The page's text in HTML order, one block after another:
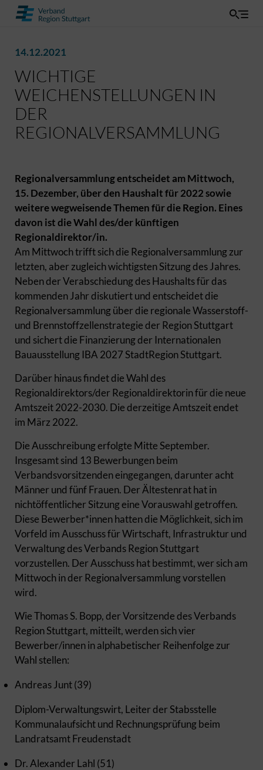
14.12.2021
WICHTIGE
WEICHENSTELLUNGEN IN
DER
REGIONALVERSAMMLUNG
Regionalversammlung entscheidet am Mittwoch,
15. Dezember, über den Haushalt für 2022 sowie
weitere wegweisende Themen für die Region. Eines
davon ist die Wahl des/der künftigen
Regionaldirektor/in.
Am Mittwoch trifft sich die Regionalversammlung zur
letzten, aber zugleich wichtigsten Sitzung des Jahres.
Neben der Verabschiedung des Haushalts für das
kommenden Jahr diskutiert und entscheidet die
Regionalversammlung über die regionale Wasserstoff-
und Brennstoffzellenstrategie der Region Stuttgart
und sichert die Finanzierung der Internationalen
Bauausstellung IBA 2027 StadtRegion Stuttgart.
Darüber hinaus findet die Wahl des
Regionaldirektors/der Regionaldirektorin für die neue
Amtszeit 2022-2030. Die derzeitige Amtszeit endet
im März 2022.
Die Ausschreibung erfolgte Mitte September.
Insgesamt sind 13 Bewerbungen beim
Verbandsvorsitzenden eingegangen, darunter acht
Männer und fünf Frauen. Der Ältestenrat hat in
nichtöffentlicher Sitzung eine Vorauswahl getroffen.
Diese Bewerber*innen hatten die Möglichkeit, sich im
Vorfeld im Ausschuss für Wirtschaft, Infrastruktur und
Verwaltung des Verbands Region Stuttgart
vorzustellen. Der Ausschuss hat bestimmt, wer sich am
Mittwoch in der Regionalversammlung vorstellen
wird.
Wie Thomas S. Bopp, der Vorsitzende des Verbands
Region Stuttgart, mitteilt, werden sich vier
Bewerber/innen in alphabetischer Reihenfolge zur
Wahl stellen:
Andreas Junt (39)
Diplom-Verwaltungswirt, Leiter der Stabsstelle
Kommunalaufsicht und Rechnungsprüfung beim
Landratsamt Freudenstadt
Dr. Alexander Lahl (51)